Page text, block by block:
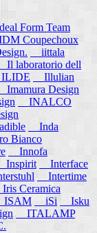
Form Team
Coupechoux
iittala
Il laboratorio dell
Illulian
Imamura Design
INALCO
Inda
Bianco
Innofa
Inspirit
Interface
Intertime
Ceramica
iSi Isku
ITALAMP